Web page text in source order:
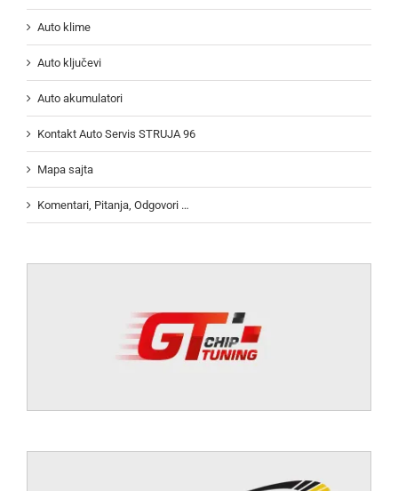
Auto klime
Auto ključevi
Auto akumulatori
Kontakt Auto Servis STRUJA 96
Mapa sajta
Komentari, Pitanja, Odgovori …